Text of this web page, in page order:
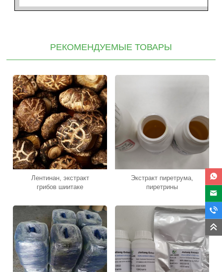
РЕКОМЕНДУЕМЫЕ ТОВАРЫ
Лентинан, экстракт
грибов шиитаке
Экстракт пиретрума,
пиретрины